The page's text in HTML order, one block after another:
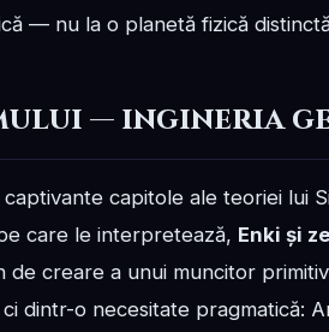
— nu la o planetă fizică
— ingineria
capitole ale teoriei lui
care le interpretează, Enki și
de creare a unui muncitor
dintr-o necesitate pragmatică: